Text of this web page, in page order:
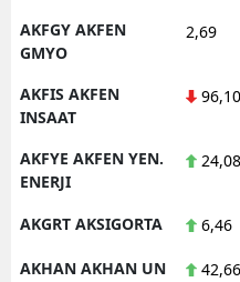
AKFGY AKFEN
GMYO
2,69
AKFIS AKFEN
INSAAT
96,10
AKFYE AKFEN YEN.
ENERJI
24,08
AKGRT AKSIGORTA 6,46
AKHAN AKHAN UN 42,66